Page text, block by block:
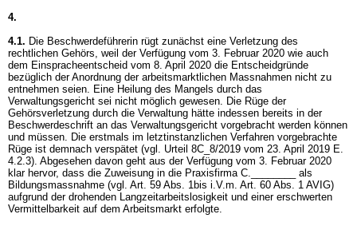
4.
4.1. Die Beschwerdeführerin rügt zunächst eine Verletzung des
rechtlichen Gehörs, weil der Verfügung vom 3. Februar 2020 wie auch
dem Einspracheentscheid vom 8. April 2020 die Entscheidgründe
bezüglich der Anordnung der arbeitsmarktlichen Massnahmen nicht zu
entnehmen seien. Eine Heilung des Mangels durch das
Verwaltungsgericht sei nicht möglich gewesen. Die Rüge der
Gehörsverletzung durch die Verwaltung hätte indessen bereits in der
Beschwerdeschrift an das Verwaltungsgericht vorgebracht werden können
und müssen. Die erstmals im letztinstanzlichen Verfahren vorgebrachte
Rüge ist demnach verspätet (vgl. Urteil 8C_8/2019 vom 23. April 2019 E.
4.2.3). Abgesehen davon geht aus der Verfügung vom 3. Februar 2020
klar hervor, dass die Zuweisung in die Praxisfirma C.________ als
Bildungsmassnahme (vgl. Art. 59 Abs. 1bis i.V.m. Art. 60 Abs. 1 AVIG)
aufgrund der drohenden Langzeitarbeitslosigkeit und einer erschwerten
Vermittelbarkeit auf dem Arbeitsmarkt erfolgte.